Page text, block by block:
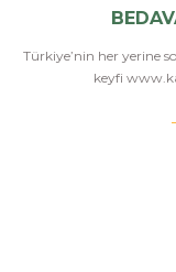
Türkiye’nin her yerine
keyfi